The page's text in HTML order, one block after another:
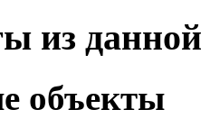
из данной
объекты